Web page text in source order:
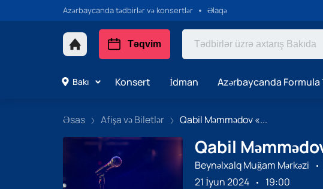
Azərbaycanda tədbirlər və konsertlər Əlaqə
Təqvim
Bakı Konsert İdman Azərbaycanda Formula
Əsas Afişa və Biletlər Qabil Məmmədov «...
Qabil
Beynəlxalq Muğam Mərkəzi
21 İyun 2024
19:00